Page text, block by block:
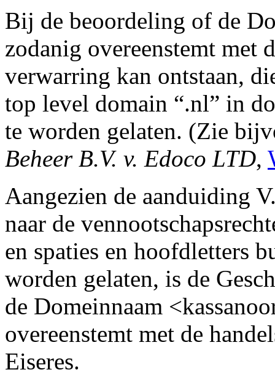
Bij de beoordeling of de
zodanig overeenstemt met
verwarring kan ontstaan,
top level domain “.nl” in
te worden gelaten. (Zie
Beheer B.V. v. Edoco LTD,
Aangezien de aanduiding
naar de
en spaties en hoofdletters
worden gelaten, is de
de Domeinnaam
overeenstemt met de
Eiseres.